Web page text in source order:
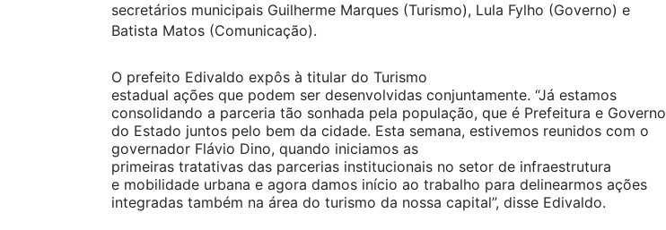
secretários municipais Guilherme Marques (Turismo), Lula Fylho (Governo) e
Batista Matos (Comunicação).
O prefeito Edivaldo expôs à titular do Turismo
estadual ações que podem ser desenvolvidas conjuntamente. “Já estamos
consolidando a parceria tão sonhada pela população, que é Prefeitura e Governo
do Estado juntos pelo bem da cidade. Esta semana, estivemos reunidos com o
governador Flávio Dino, quando iniciamos as
primeiras tratativas das parcerias institucionais no setor de infraestrutura
e mobilidade urbana e agora damos início ao trabalho para delinearmos ações
integradas também na área do turismo da nossa capital”, disse Edivaldo.